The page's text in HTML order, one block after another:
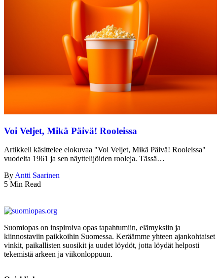
Voi Veljet, Mikä Päivä! Rooleissa
Artikkeli käsittelee elokuvaa "Voi Veljet, Mikä Päivä! Rooleissa"
vuodelta 1961 ja sen näyttelijöiden rooleja. Tässä…
ByAntti Saarinen
5 Min Read
Suomiopas on inspiroiva opas tapahtumiin, elämyksiin ja
kiinnostaviin paikkoihin Suomessa. Keräämme yhteen ajankohtaiset
vinkit, paikallisten suosikit ja uudet löydöt, jotta löydät helposti
tekemistä arkeen ja viikonloppuun.